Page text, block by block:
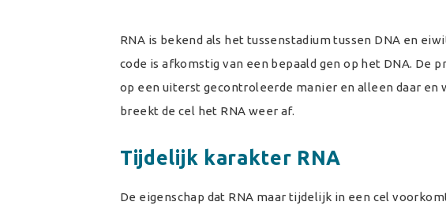
RNA is bekend als het tussenstadium tussen DNA en
code is afkomstig van een bepaald gen op het DNA. De
op een uiterst gecontroleerde manier en alleen daar
breekt de cel het RNA weer af.
Tijdelijk karakter RNA
De eigenschap dat RNA maar tijdelijk in een cel